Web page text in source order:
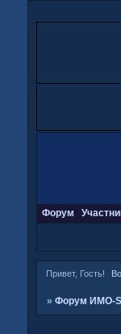
Форум
Привет, Гость!
» Форум ИМО-